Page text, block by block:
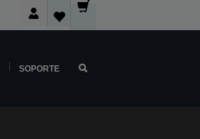
SOPORTE